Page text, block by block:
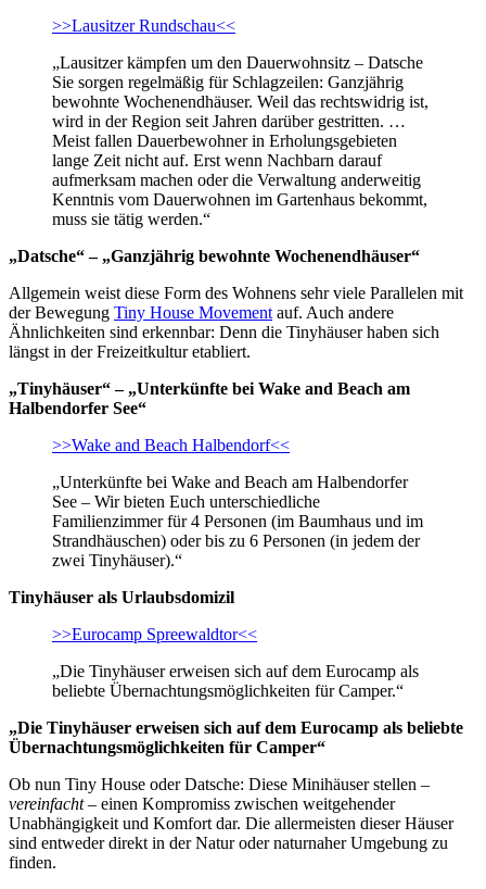
>>Lausitzer Rundschau<<
„Lausitzer kämpfen um den Dauerwohnsitz – Datsche
Sie sorgen regelmäßig für Schlagzeilen: Ganzjährig
bewohnte Wochenendhäuser. Weil das rechtswidrig ist,
wird in der Region seit Jahren darüber gestritten. …
Meist fallen Dauerbewohner in Erholungsgebieten
lange Zeit nicht auf. Erst wenn Nachbarn darauf
aufmerksam machen oder die Verwaltung anderweitig
Kenntnis vom Dauerwohnen im Gartenhaus bekommt,
muss sie tätig werden.“
„Datsche“ – „Ganzjährig bewohnte Wochenendhäuser“
Allgemein weist diese Form des Wohnens sehr viele Parallelen mit
der Bewegung Tiny House Movement auf. Auch andere
Ähnlichkeiten sind erkennbar: Denn die Tinyhäuser haben sich
längst in der Freizeitkultur etabliert.
„Tinyhäuser“ – „Unterkünfte bei Wake and Beach am
Halbendorfer See“
>>Wake and Beach Halbendorf<<
„Unterkünfte bei Wake and Beach am Halbendorfer
See – Wir bieten Euch unterschiedliche
Familienzimmer für 4 Personen (im Baumhaus und im
Strandhäuschen) oder bis zu 6 Personen (in jedem der
zwei Tinyhäuser).“
Tinyhäuser als Urlaubsdomizil
>>Eurocamp Spreewaldtor<<
„Die Tinyhäuser erweisen sich auf dem Eurocamp als
beliebte Übernachtungsmöglichkeiten für Camper.“
„Die Tinyhäuser erweisen sich auf dem Eurocamp als beliebte
Übernachtungsmöglichkeiten für Camper“
Ob nun Tiny House oder Datsche: Diese Minihäuser stellen –
vereinfacht– einen Kompromiss zwischen weitgehender
Unabhängigkeit und Komfort dar. Die allermeisten dieser Häuser
sind entweder direkt in der Natur oder naturnaher Umgebung zu
finden.